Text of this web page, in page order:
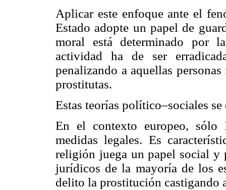
Aplicar este enfoque ante el
Estado adopte un papel de
moral está determinado por
actividad ha de ser
penalizando a aquellas
prostitutas.
Estas teorías político–sociales
En el contexto europeo, sólo
medidas legales. Es
religión juega un papel social y
jurídicos de la mayoría de los
delito la prostitución castigando